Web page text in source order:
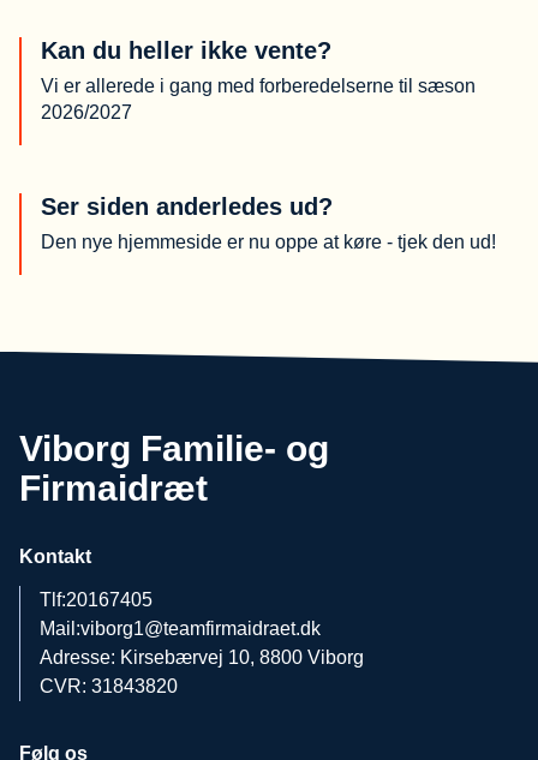
Kan du heller ikke vente?
Vi er allerede i gang med forberedelserne til sæson
2026/2027
Ser siden anderledes ud?
Den nye hjemmeside er nu oppe at køre - tjek den ud!
Viborg Familie- og
Firmaidræt
Kontakt
Tlf:20167405
Mail:viborg1@teamfirmaidraet.dk
Adresse: Kirsebærvej 10, 8800 Viborg
CVR: 31843820
Følg os